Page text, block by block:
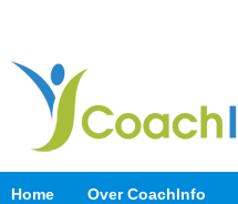
Home Over CoachInfo